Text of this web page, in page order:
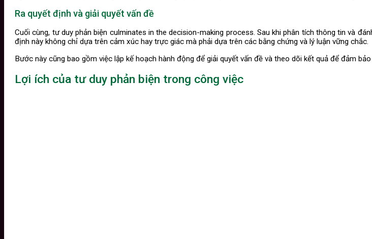
Ra quyết định và giải quyết vấn đề
Cuối cùng, tư duy phản biện culminates in the decision-making process. Sau khi phân tích thông tin và
định này không chỉ dựa trên cảm xúc hay trực giác mà phải dựa trên các bằng chứng và lý luận vững chắc.
Bước này cũng bao gồm việc lập kế hoạch hành động để giải quyết vấn đề và theo dõi kết quả để đảm
Lợi ích của tư duy phản biện trong công việc